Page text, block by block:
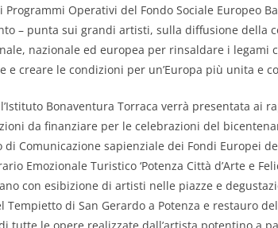
Programmi Operativi del Fondo Sociale Europeo
– punta sui grandi artisti, sulla diffusione della
nazionale ed europea per rinsaldare i legami
e creare le condizioni per un’Europa più unita e
Bonaventura Torraca verrà presentata ai
da finanziare per le celebrazioni del
di Comunicazione sapienziale dei Fondi Europei
Emozionale Turistico ‘Potenza Città d’Arte e
con esibizione di artisti nelle piazze e
Tempietto di San Gerardo a Potenza e restauro